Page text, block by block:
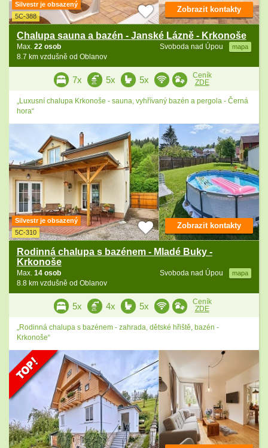
Silvestr je obsazený
5C-388
Chalupa sauna a bazén - Janské Lázně - Krkonoše
Svoboda nad Úpou mapa
Max. 22 osob
8.7 km vzdušně od Oblanov
Zobrazit kontakty
7x 5x 5x
Ceník
ZDE
„Luxusní chalupa Krkonoše - sauna, vyhřívaný bazén a pergola - Černá
hora“
Silvestr je obsazený
5C-310
Rodinná chalupa s bazénem - Mladé Buky -
Krkonoše
Svoboda nad Úpou mapa
Max. 14 osob
8.8 km vzdušně od Oblanov
Zobrazit kontakty
5x 4x 5x
Ceník
ZDE
„Rodinná chalupa s bazénem - zahrada, dětské hřiště, bazén -
Krkonoše“